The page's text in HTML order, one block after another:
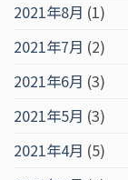
2021年8月 (1)
2021年7月 (2)
2021年6月 (3)
2021年5月 (3)
2021年4月 (5)